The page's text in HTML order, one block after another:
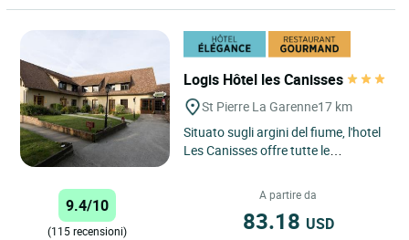
Logis Hôtel les Canisses
St Pierre La Garenne17 km
Situato sugli argini del fiume, l'hotel
Les Canisses offre tutte le
9.4/10
(115 recensioni)
A partire da
83.18 USD